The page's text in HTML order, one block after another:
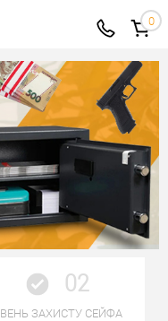
02
ЗАХИСТУ СЕЙФА